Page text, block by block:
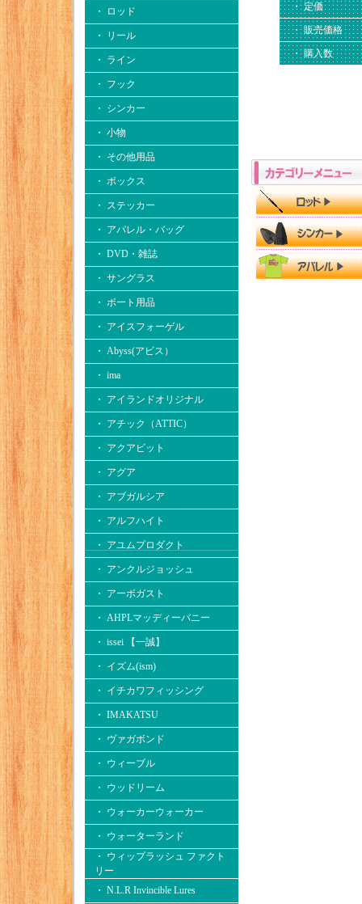
・ ロッド
・ リール
・ ライン
・ フック
・ シンカー
・ 小物
・ その他用品
・ ボックス
・ ステッカー
・ アパレル・バッグ
・ DVD・雑誌
・ サングラス
・ ボート用品
・ アイスフォーゲル
・ Abyss(アビス）
・ ima
・ アイランドオリジナル
・ アチック（ATTIC）
・ アクアビット
・ アグア
・ アブガルシア
・ アルフハイト
・ アユムプロダクト
・ アンクルジョッシュ
・ アーボガスト
・ AHPLマッディーバニー
・ issei 【一誠】
・ イズム(ism)
・ イチカワフィッシング
・ IMAKATSU
・ ヴァガボンド
・ ウィーブル
・ ウッドリーム
・ ウォーカーウォーカー
・ ウォーターランド
・ ウィップラッシュ ファクト
リー
・ N.L.R Invincible Lures
・ 定価
・ 販売価格
・ 購入数